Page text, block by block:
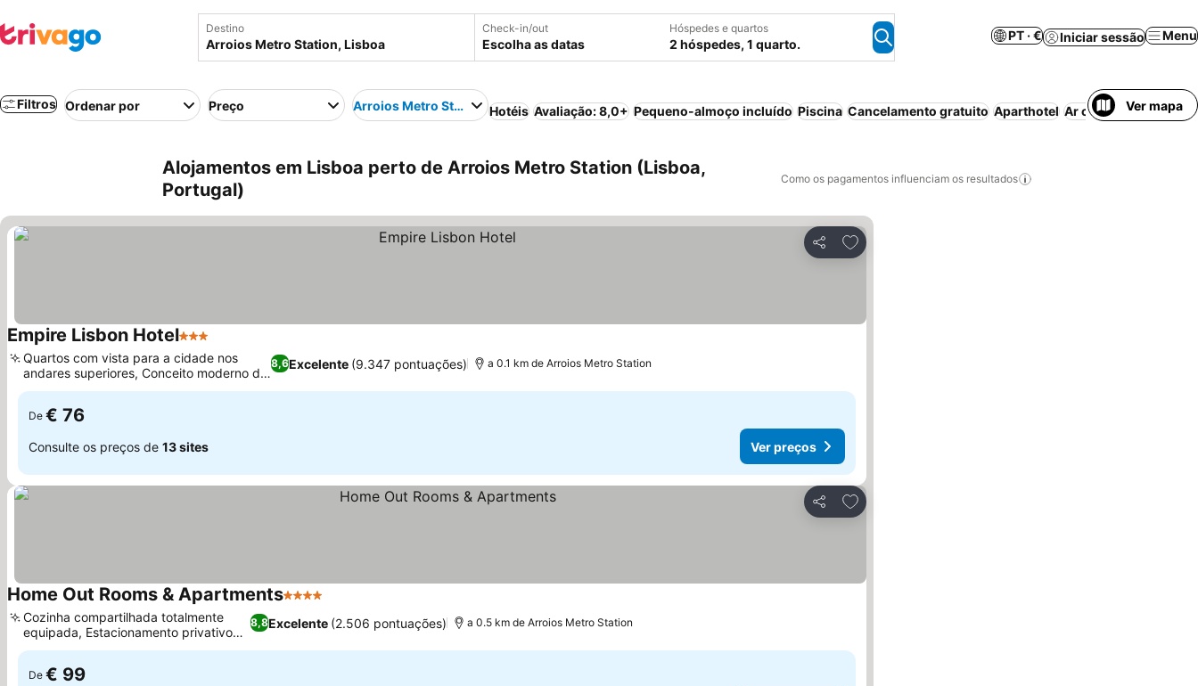
Destino Check-in/out
Escolha as datas
Hóspedes e quartos
2 hóspedes, 1 quarto.
PT · € Iniciar sessão Menu
Filtros Ordenar por Preço Arroios Metro Station Hotéis Avaliação: 8,0+ Pequeno-almoço incluído Piscina Cancelamento gratuito Aparthotel Ar condicionado
Ver mapa
Alojamentos em Lisboa perto de Arroios Metro Station (Lisboa,
Portugal)
Como os pagamentos influenciam os resultados
Partilhar
Adicionar aos favoritos
Empire Lisbon Hotel3 Estrelas
8,6Excelente (9.347 pontuações)
Quartos com vista para a cidade nos
andares superiores, Conceito moderno de
refúgio urbano
a 0.1 km de Arroios Metro Station
De € 76
Consulte os preços de 13 sites Ver preços
Partilhar
Adicionar aos favoritos
Home Out Rooms & Apartments4 Estrelas
8,8Excelente (2.506 pontuações)
Cozinha compartilhada totalmente
equipada, Estacionamento privativo
fora da rua
a 0.5 km de Arroios Metro Station
De € 99